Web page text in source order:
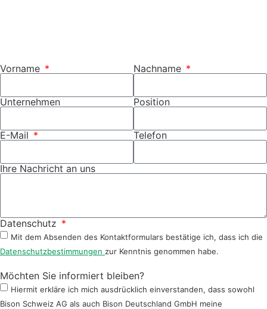
Vorname Nachname
Unternehmen Position
E-Mail Telefon
Ihre Nachricht an uns
Datenschutz
Mit dem Absenden des Kontaktformulars bestätige ich, dass ich die
Datenschutzbestimmungen zur Kenntnis genommen habe.
Möchten Sie informiert bleiben?
Hiermit erkläre ich mich ausdrücklich einverstanden, dass sowohl
Bison Schweiz AG als auch Bison Deutschland GmbH meine